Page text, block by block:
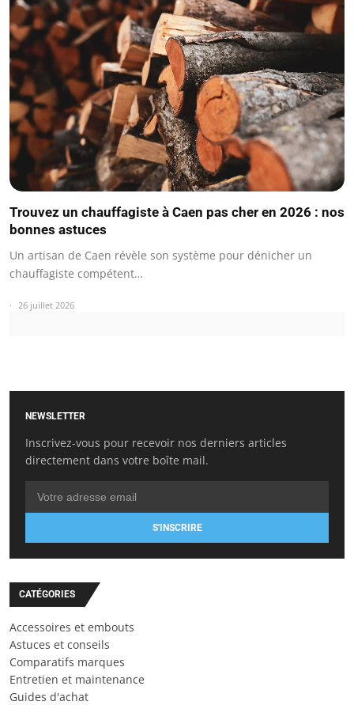
Trouvez un chauffagiste à Caen pas cher en 2026 : nos
bonnes astuces
Un artisan de Caen révèle son système pour dénicher un
chauffagiste compétent…
26 juillet 2026
NEWSLETTER
Inscrivez-vous pour recevoir nos derniers articles
directement dans votre boîte mail.
S'INSCRIRE
CATÉGORIES
Accessoires et embouts
Astuces et conseils
Comparatifs marques
Entretien et maintenance
Guides d'achat